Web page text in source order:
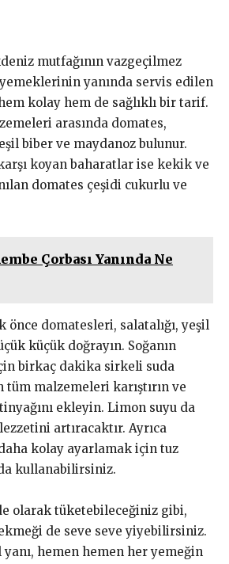
mutfağının vazgeçilmez
yanında servis edilen
kolay hem de sağlıklı bir tarif.
arasında domates,
biber ve maydanoz bulunur.
karşı koyan baharatlar ise kekik ve
domates çeşidi cukurlu ve
Çorbası Yanında Ne
önce domatesleri, salatalığı, yeşil
küçük doğrayın. Soğanın
birkaç dakika sirkeli suda
malzemeleri karıştırın ve
ekleyin. Limon suyu da
artıracaktır. Ayrıca
kolay ayarlamak için tuz
kullanabilirsiniz.
olarak tüketebileceğiniz gibi,
de seve seve yiyebilirsiniz.
yanı, hemen hemen her yemeğin